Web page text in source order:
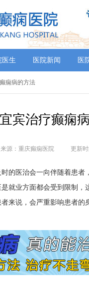
医生 医院新闻 医
痫病的方法
宜宾治疗癫痫
来源：重庆癫痫医院 更新时
的医治会一向伴随着患
就业方面都会受到限制
来说，会严重影响患者